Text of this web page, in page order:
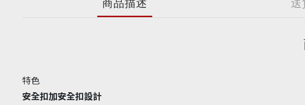
商品描述 送
特色
安全扣加安全扣設計